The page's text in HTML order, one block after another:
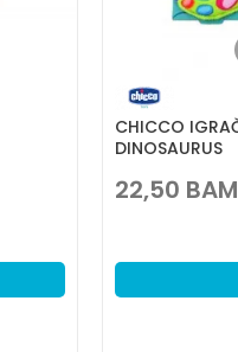
CHICCO
DINOSAURUS
22,50 BAM